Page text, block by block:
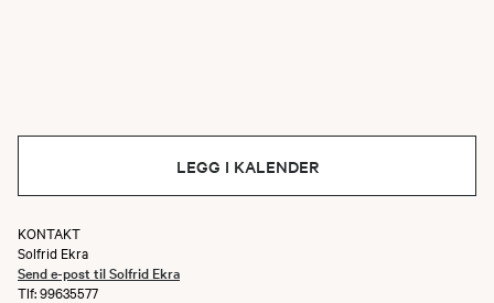
LEGG I KALENDER
KONTAKT
Solfrid Ekra
Send e-post til Solfrid Ekra
Tlf: 99635577